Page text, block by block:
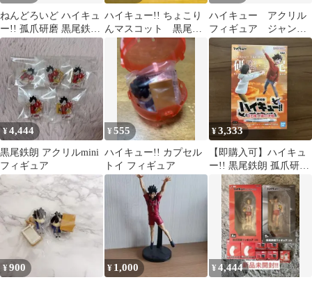
ねんどろいど ハイキュ
ー!! 孤爪研磨 黒尾鉄朗
セカンドユニフォーム
ハイキュー!! ちょこり
んマスコット 黒尾鉄
ハイキュー アクリル
フィギュア ジャンプ
GIGA アクリルスタン
ド 黒尾鉄朗
¥4,444
黒尾鉄朗 アクリルmini
フィギュア
¥555
ハイキュー!! カプセル
トイ フィギュア
¥3,333
【即購入可】ハイキュ
ー!! 黒尾鉄朗 孤爪研磨
ゴミ捨て場の決戦 フィ
ギュア
¥900 ¥ 1,000 ¥4,444